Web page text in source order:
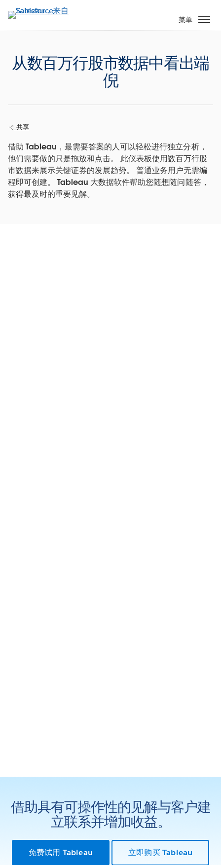
转
菜单
从数百万行股市数据中看出端
倪
共享
借助 Tableau，最需要答案的人可以轻松进行独立分析，
他们需要做的只是拖放和点击。 此仪表板使用数百万行股
市数据来展示关键证券的发展趋势。 普通业务用户无需编
程即可创建。 Tableau 大数据软件帮助您随想随问随答，
获得最及时的重要见解。
借助具有可操作性的见解与客户建
立联系并增加收益。
免费试用 Tableau 立即购买 Tableau